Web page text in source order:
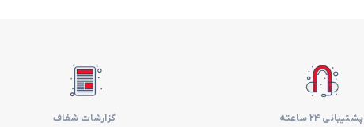
گوشتکوب برقی
پشتیبانی 24 ساعته گزارشات شفاف